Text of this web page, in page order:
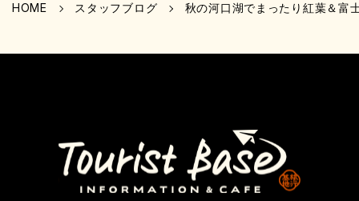
HOME スタッフブログ 秋の河口湖でまったり紅葉＆富